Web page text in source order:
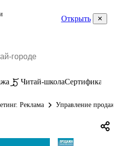
Открыть
Читай-школаСертификаты
Реклама Управление